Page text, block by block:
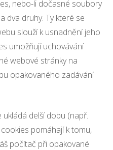
nebo-li dočasné soubory
dva druhy. Ty které se
slouží k usnadnění jeho
umožňují uchovávání
webové stránky na
opakovaného zadávání
delší dobu (např.
pomáhají k tomu,
počítač při opakované